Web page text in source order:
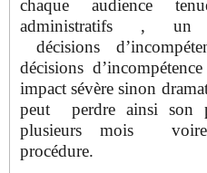
chaque audience
administratifs ,
décisions
décisions
impact sévère sinon
peut perdre ainsi son
plusieurs mois
procédure.